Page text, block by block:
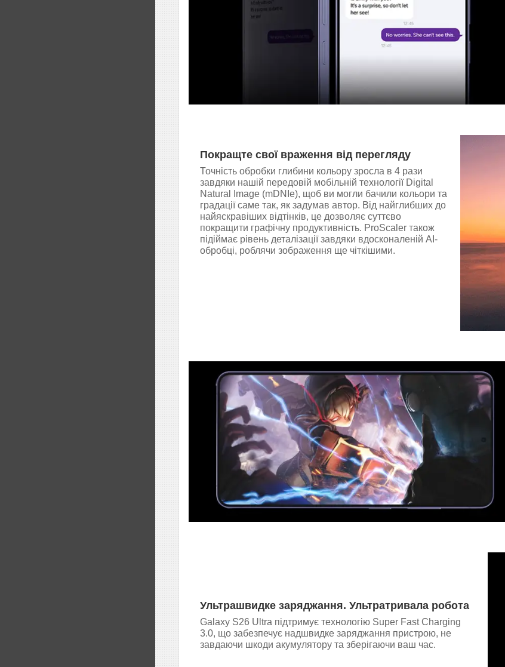
Покращте свої враження від перегляду
Точність обробки глибини кольору зросла в 4 рази
завдяки нашій передовій мобільній технології Digital
Natural Image (mDNIe), щоб ви могли бачили кольори та
градації саме так, як задумав автор. Від найглибших до
найяскравіших відтінків, це дозволяє суттєво
покращити графічну продуктивність. ProScaler також
підіймає рівень деталізації завдяки вдосконаленій AI-
обробці, роблячи зображення ще чіткішими.
Ультрашвидке заряджання. Ультратривала робота
Galaxy S26 Ultra підтримує технологію Super Fast Charging
3.0, що забезпечує надшвидке заряджання пристрою, не
завдаючи шкоди акумулятору та зберігаючи ваш час.